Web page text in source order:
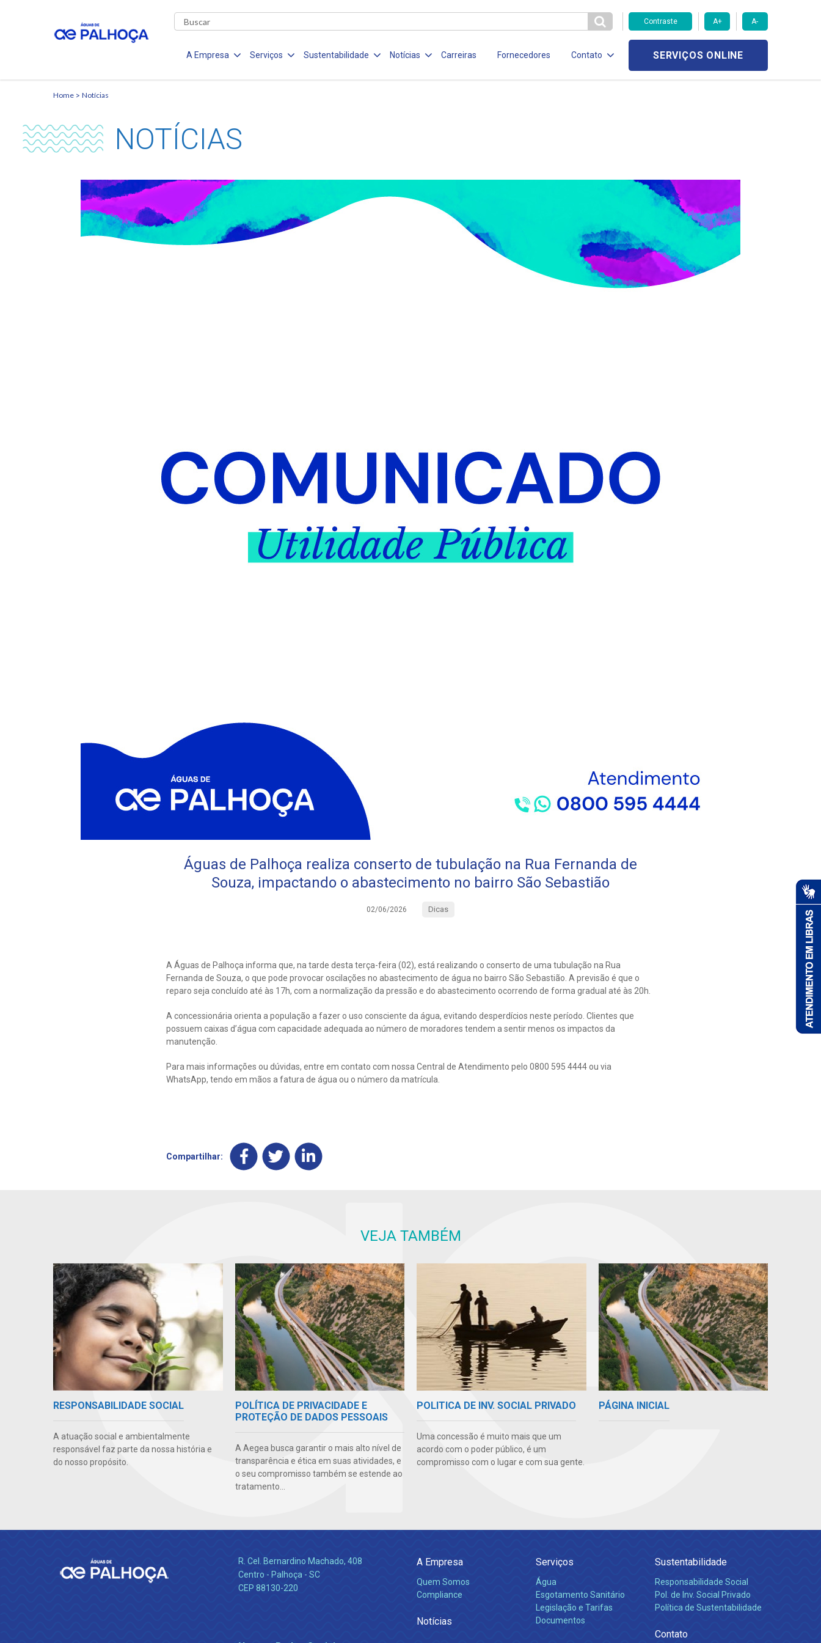
Contraste A+ A-
A Empresa Serviços Sustentabilidade Notícias Carreiras Fornecedores Contato SERVIÇOS ONLINE
Home Notícias
NOTÍCIAS
Águas de Palhoça realiza conserto de tubulação na Rua Fernanda de
Souza, impactando o abastecimento no bairro São Sebastião
02/06/2026 Dicas
A Águas de Palhoça informa que, na tarde desta terça-feira (02), está realizando o conserto de uma tubulação na Rua
Fernanda de Souza, o que pode provocar oscilações no abastecimento de água no bairro São Sebastião. A previsão é que o
reparo seja concluído até às 17h, com a normalização da pressão e do abastecimento ocorrendo de forma gradual até às 20h.
A concessionária orienta a população a fazer o uso consciente da água, evitando desperdícios neste período. Clientes que
possuem caixas d’água com capacidade adequada ao número de moradores tendem a sentir menos os impactos da
manutenção.
Para mais informações ou dúvidas, entre em contato com nossa Central de Atendimento pelo 0800 595 4444 ou via
WhatsApp, tendo em mãos a fatura de água ou o número da matrícula.
Compartilhar:
VEJA TAMBÉM
RESPONSABILIDADE SOCIAL
A atuação social e ambientalmente
responsável faz parte da nossa história e
do nosso propósito.
POLÍTICA DE PRIVACIDADE E
PROTEÇÃO DE DADOS PESSOAIS
A Aegea busca garantir o mais alto nível de
transparência e ética em suas atividades, e
o seu compromisso também se estende ao
tratamento...
POLITICA DE INV. SOCIAL PRIVADO
Uma concessão é muito mais que um
acordo com o poder público, é um
compromisso com o lugar e com sua gente.
PÁGINA INICIAL
R. Cel. Bernardino Machado, 408
Centro - Palhoça - SC
CEP 88130-220
A Empresa
Quem Somos
Compliance
Notícias
Serviços
Água
Esgotamento Sanitário
Legislação e Tarifas
Documentos
Sustentabilidade
Responsabilidade Social
Pol. de Inv. Social Privado
Política de Sustentabilidade
Contato